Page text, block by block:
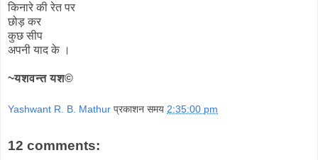
किनारे की रेत पर
छोड़ कर
कुछ सीप
अपनी याद के ।
~यशवन्त यश©
Yashwant R. B. Mathur प्रकाशन समय 2:35:00 pm
12 comments: